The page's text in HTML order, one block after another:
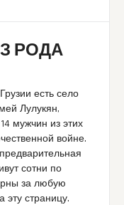
РОДА
есть село
Лулукян,
мужчин из этих
войне.
сотни по
за любую
страницу.